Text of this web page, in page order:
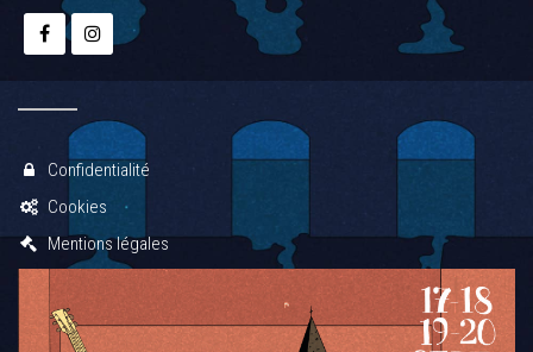
Confidentialité
Cookies
Mentions légales